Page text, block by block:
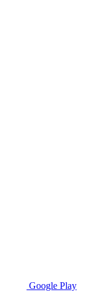
Google Play